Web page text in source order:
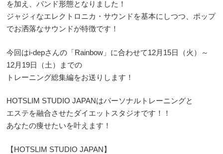
を加え、バンド形態となりました！
ジャジィなエレクトロニカ・サウンドを基本にしつつ、ポップ
でお洒落なサウンドが特徴です！
今回はi-depさんの「Rainbow」に合わせて12月15日（火）～
12月19日（土）までの
トレーニング総集編をお送りします！
HOTSLIM STUDIO JAPANはパーソナルトレーニングと
エステを融合させたダイエットスタジオです！！
あなたの痩せたいを叶えます！
【HOTSLIM STUDIO JAPAN】